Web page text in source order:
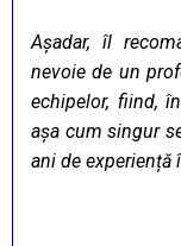
Așadar, îl
nevoie de un
echipelor, fiind,
așa cum singur
ani de experiență